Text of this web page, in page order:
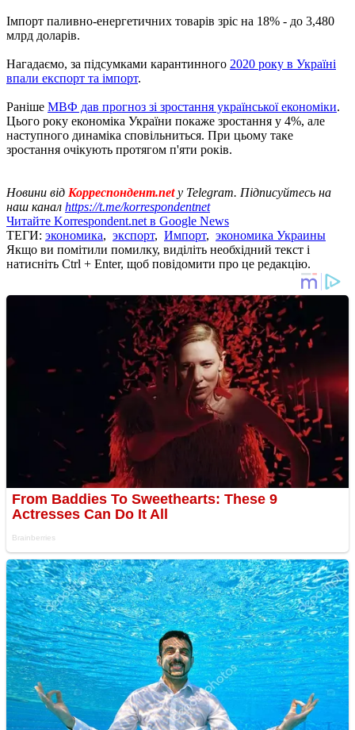
Імпорт паливно-енергетичних товарів зріс на 18% - до 3,480
млрд доларів.
Нагадаємо, за підсумками карантинного 2020 року в Україні
впали експорт та імпорт.
Раніше МВФ дав прогноз зі зростання української економіки.
Цього року економіка України покаже зростання у 4%, але
наступного динаміка сповільниться. При цьому таке
зростання очікують протягом п'яти років.
Новини від Корреспондент.netу Telegram. Підписуйтесь на
наш канал https://t.me/korrespondentnet
Читайте Korrespondent.net в Google News
ТЕГИ: экономика, экспорт, Импорт, экономика Украины
Якщо ви помітили помилку, виділіть необхідний текст і
натисніть Ctrl + Enter, щоб повідомити про це редакцію.